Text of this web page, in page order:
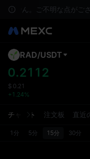
せん。ご不明な点がご
RAD/USDT
0.2112
$ 0.21
+1.24%
チャート 注文板 直近
1分 5分 15分 30分